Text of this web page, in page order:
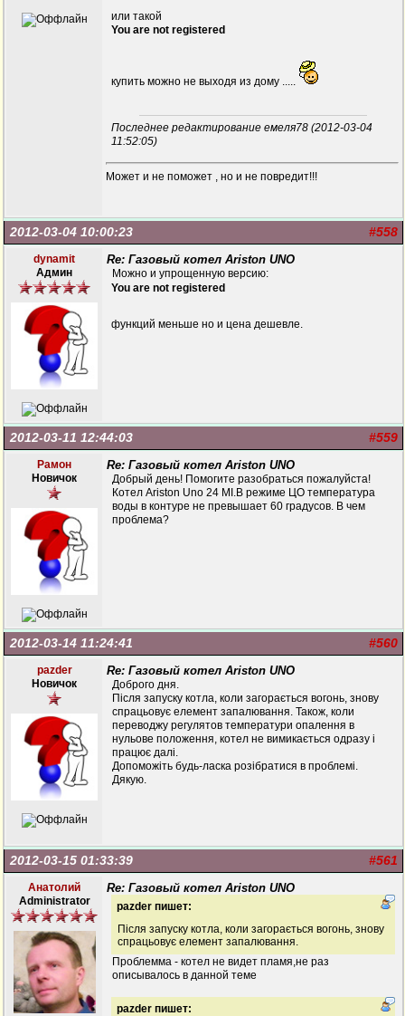
или такой
You are not registered
купить можно не выходя из дому .....
Последнее редактирование емеля78 (2012-03-04
11:52:05)
Может и не поможет , но и не повредит!!!
#558
2012-03-04 10:00:23
dynamit
Админ
Re: Газовый котел Ariston UNO
Можно и упрощенную версию:
You are not registered
функций меньше но и цена дешевле.
#559
2012-03-11 12:44:03
Рамон
Новичок
Re: Газовый котел Ariston UNO
Добрый день! Помогите разобраться пожалуйста!
Котел Ariston Uno 24 MI.В режиме ЦО температура
воды в контуре не превышает 60 градусов. В чем
проблема?
#560
2012-03-14 11:24:41
pazder
Новичок
Re: Газовый котел Ariston UNO
Доброго дня.
Після запуску котла, коли загорається вогонь, знову
спрацьовує елемент запалювання. Також, коли
переводжу регулятов температури опалення в
нульове положення, котел не вимикається одразу і
працює далі.
Допоможіть будь-ласка розібратися в проблемі.
Дякую.
#561
2012-03-15 01:33:39
Анатолий
Administrator
Re: Газовый котел Ariston UNO
pazder пишет:
Після запуску котла, коли загорається вогонь, знову
спрацьовує елемент запалювання.
Проблемма - котел не видет пламя,не раз
описывалось в данной теме
pazder пишет: